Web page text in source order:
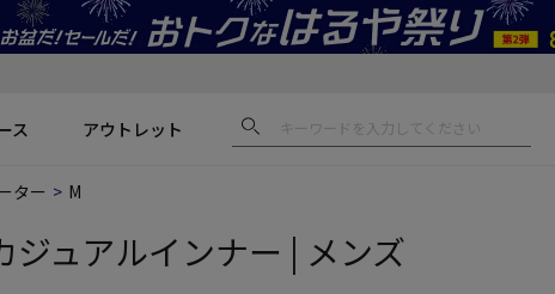
ス アウトレット
ター M
ュアルインナー | メンズ